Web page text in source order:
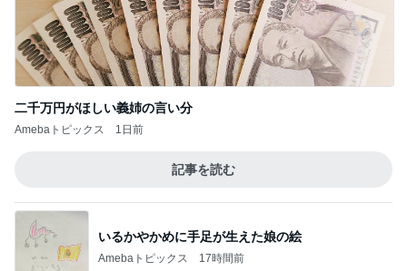
二千万円がほしい義姉の言い分
Amebaトピックス 1日前
記事を読む
いるかやかめに手足が生えた娘の絵
Amebaトピックス 17時間前